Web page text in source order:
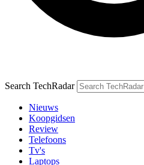
Search TechRadar
Nieuws
Koopgidsen
Review
Telefoons
Tv's
Laptops